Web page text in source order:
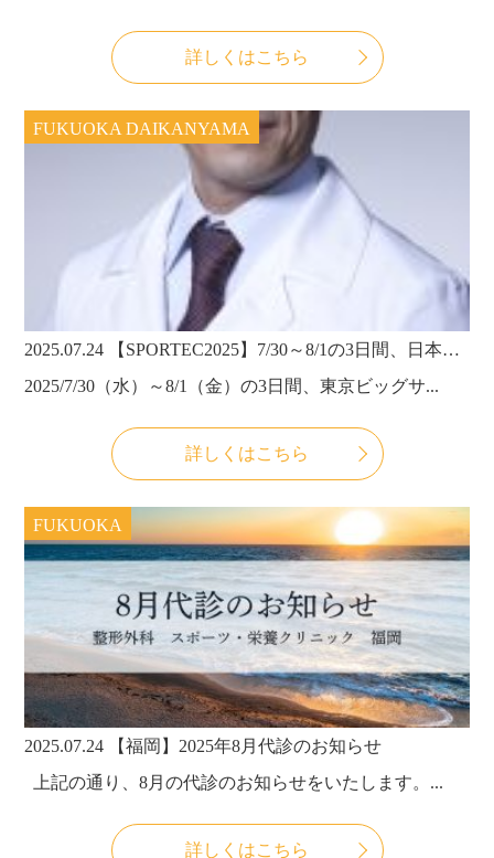
詳しくはこちら
FUKUOKA DAIKANYAMA
2025.07.24
【SPORTEC2025】7/30～8/1の3日間、日本最大の国際スポーツ・健康産業専門展が開催！当法人理事長・武田淳也医師もセミナーに登壇！ラボセレクションも出展します！
2025/7/30（水）～8/1（金）の3日間、東京ビッグサ...
詳しくはこちら
FUKUOKA
2025.07.24
【福岡】2025年8月代診のお知らせ
上記の通り、8月の代診のお知らせをいたします。...
詳しくはこちら